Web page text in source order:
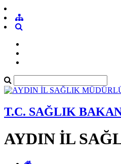
T.C. SAĞLIK
AYDIN İL